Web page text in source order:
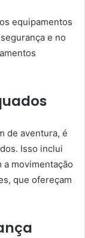
equipamentos
e no
de aventura, é
Isso inclui
movimentação
que ofereçam